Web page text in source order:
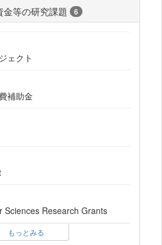
等の研究課題 6
ェクト
補助金
Sciences Research Grants
もっとみる